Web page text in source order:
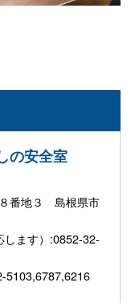
の安全室
番地３ 島根県市
します）:0852-32-
5103,6787,6216